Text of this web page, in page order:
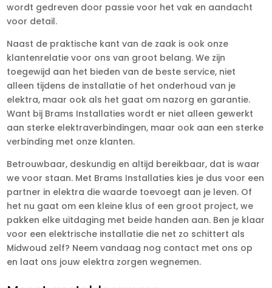
wordt gedreven door passie voor het vak en aandacht
voor detail.
Naast de praktische kant van de zaak is ook onze
klantenrelatie voor ons van groot belang. We zijn
toegewijd aan het bieden van de beste service, niet
alleen tijdens de installatie of het onderhoud van je
elektra, maar ook als het gaat om nazorg en garantie.
Want bij Brams Installaties wordt er niet alleen gewerkt
aan sterke elektraverbindingen, maar ook aan een sterke
verbinding met onze klanten.
Betrouwbaar, deskundig en altijd bereikbaar, dat is waar
we voor staan. Met Brams Installaties kies je dus voor een
partner in elektra die waarde toevoegt aan je leven. Of
het nu gaat om een kleine klus of een groot project, we
pakken elke uitdaging met beide handen aan. Ben je klaar
voor een elektrische installatie die net zo schittert als
Midwoud zelf? Neem vandaag nog contact met ons op
en laat ons jouw elektra zorgen wegnemen.